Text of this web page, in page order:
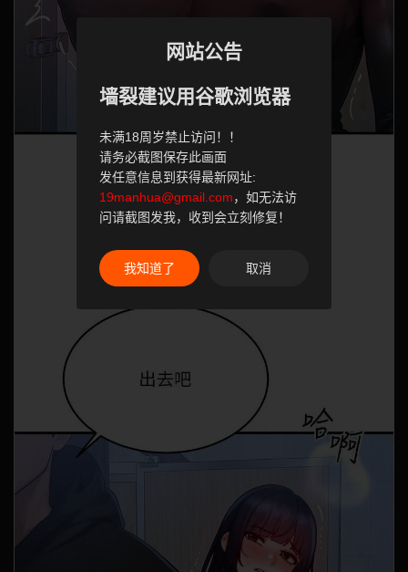
网站公告
墙裂建议用谷歌浏览器
未满18周岁禁止访问！！
请务必截图保存此画面
发任意信息到获得最新网址:
19manhua@gmail.com，如无法访
问请截图发我，收到会立刻修复！
我知道了 取消